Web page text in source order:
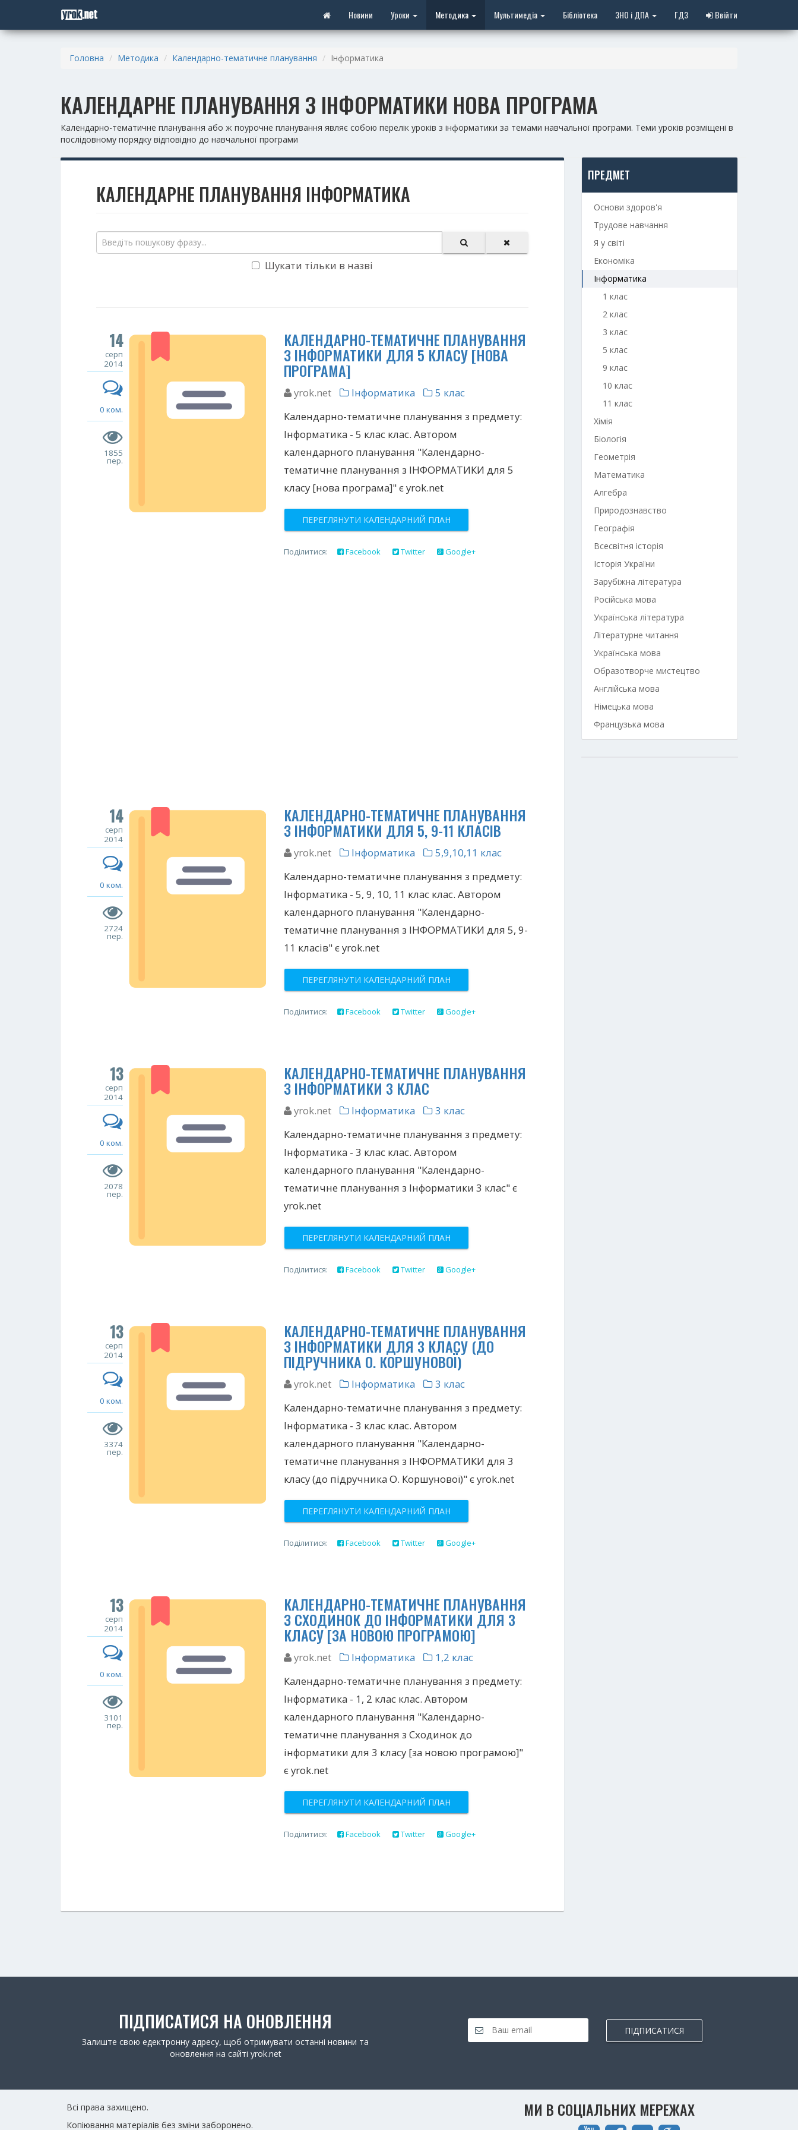
Новини Уроки Методика Мультимедіа Бібліотека ЗНО і ДПА ГДЗ Ввійти
Головна Методика Календарно-тематичне планування Інформатика
КАЛЕНДАРНЕ ПЛАНУВАННЯ З ІНФОРМАТИКИ НОВА ПРОГРАМА
Календарно-тематичне планування або ж поурочне планування являє собою перелік уроків з інформатики за темами навчальної програми. Теми уроків розміщені в
послідовному порядку відповідно до навчальної програми
КАЛЕНДАРНЕ ПЛАНУВАННЯ ІНФОРМАТИКА
Шукати тільки в назві
14
серп
2014
0 ком.
1855
пер.
КАЛЕНДАРНО-ТЕМАТИЧНЕ ПЛАНУВАННЯ
З ІНФОРМАТИКИ ДЛЯ 5 КЛАСУ [НОВА
ПРОГРАМА]
yrok.net Інформатика
5 клас
Календарно-тематичне планування з предмету:
Інформатика - 5 клас клас. Автором
календарного планування "Календарно-
тематичне планування з ІНФОРМАТИКИ для 5
класу [нова програма]" є yrok.net
ПЕРЕГЛЯНУТИ КАЛЕНДАРНИЙ ПЛАН
Поділитися: Facebook Twitter Google+
14
серп
2014
0 ком.
2724
пер.
КАЛЕНДАРНО-ТЕМАТИЧНЕ ПЛАНУВАННЯ
З ІНФОРМАТИКИ ДЛЯ 5, 9-11 КЛАСІВ
yrok.net Інформатика
5,9,10,11 клас
Календарно-тематичне планування з предмету:
Інформатика - 5, 9, 10, 11 клас клас. Автором
календарного планування "Календарно-
тематичне планування з ІНФОРМАТИКИ для 5, 9-
11 класів" є yrok.net
ПЕРЕГЛЯНУТИ КАЛЕНДАРНИЙ ПЛАН
Поділитися: Facebook Twitter Google+
13
серп
2014
0 ком.
2078
пер.
КАЛЕНДАРНО-ТЕМАТИЧНЕ ПЛАНУВАННЯ
З ІНФОРМАТИКИ 3 КЛАС
yrok.net Інформатика
3 клас
Календарно-тематичне планування з предмету:
Інформатика - 3 клас клас. Автором
календарного планування "Календарно-
тематичне планування з Інформатики 3 клас" є
yrok.net
ПЕРЕГЛЯНУТИ КАЛЕНДАРНИЙ ПЛАН
Поділитися: Facebook Twitter Google+
13
серп
2014
0 ком.
3374
пер.
КАЛЕНДАРНО-ТЕМАТИЧНЕ ПЛАНУВАННЯ
З ІНФОРМАТИКИ ДЛЯ 3 КЛАСУ (ДО
ПІДРУЧНИКА О. КОРШУНОВОЇ)
yrok.net Інформатика
3 клас
Календарно-тематичне планування з предмету:
Інформатика - 3 клас клас. Автором
календарного планування "Календарно-
тематичне планування з ІНФОРМАТИКИ для 3
класу (до підручника О. Коршунової)" є yrok.net
ПЕРЕГЛЯНУТИ КАЛЕНДАРНИЙ ПЛАН
Поділитися: Facebook Twitter Google+
13
серп
2014
0 ком.
3101
пер.
КАЛЕНДАРНО-ТЕМАТИЧНЕ ПЛАНУВАННЯ
З СХОДИНОК ДО ІНФОРМАТИКИ ДЛЯ 3
КЛАСУ [ЗА НОВОЮ ПРОГРАМОЮ]
yrok.net Інформатика
1,2 клас
Календарно-тематичне планування з предмету:
Інформатика - 1, 2 клас клас. Автором
календарного планування "Календарно-
тематичне планування з Сходинок до
інформатики для 3 класу [за новою програмою]"
є yrok.net
ПЕРЕГЛЯНУТИ КАЛЕНДАРНИЙ ПЛАН
Поділитися: Facebook Twitter Google+
ПРЕДМЕТ
Основи здоров'я
Трудове навчання
Я у світі
Економіка
Інформатика
1 клас
2 клас
3 клас
5 клас
9 клас
10 клас
11 клас
Хімія
Біологія
Геометрія
Математика
Алгебра
Природознавство
Географія
Всесвітня історія
Історія України
Зарубіжна література
Російська мова
Українська література
Літературне читання
Українська мова
Образотворче мистецтво
Англійська мова
Німецька мова
Французька мова
ПІДПИСАТИСЯ НА ОНОВЛЕННЯ
Залиште свою едектронну адресу, щоб отримувати останні новини та
оновлення на сайті yrok.net
ПІДПИСАТИСЯ
Всі права захищено.
Копіювання матеріалів без зміни заборонено.
МИ В СОЦІАЛЬНИХ МЕРЕЖАХ